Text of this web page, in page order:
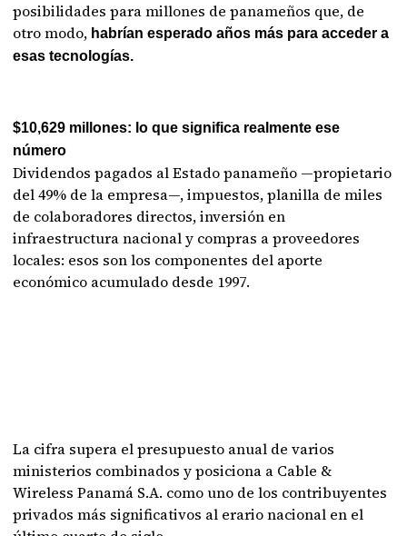
posibilidades para millones de panameños que, de
otro modo, habrían esperado años más para acceder a
esas tecnologías.
$10,629 millones: lo que significa realmente ese
número
Dividendos pagados al Estado panameño —propietario
del 49% de la empresa—, impuestos, planilla de miles
de colaboradores directos, inversión en
infraestructura nacional y compras a proveedores
locales: esos son los componentes del aporte
económico acumulado desde 1997.
La cifra supera el presupuesto anual de varios
ministerios combinados y posiciona a Cable &
Wireless Panamá S.A. como uno de los contribuyentes
privados más significativos al erario nacional en el